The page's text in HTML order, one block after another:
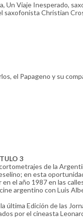
Un Viaje Inesperado,
saxofonista Christian
el Papageno y su
3
de la
en esta
el año 1987 en las
cine argentino con Luis
última Edición de las
por el cineasta